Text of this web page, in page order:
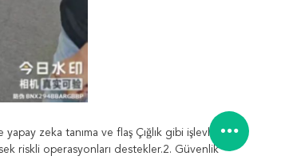
zeka tanıma ve flaş Çığlık gibi işlevleri
riskli operasyonları destekler.2. Güvenlik